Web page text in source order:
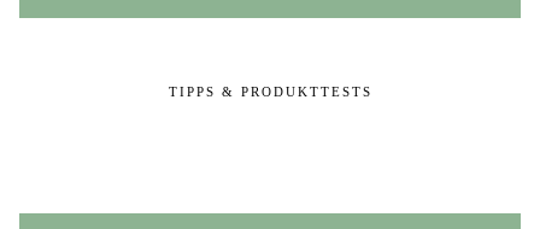
TIPPS & PRODUKTTESTS